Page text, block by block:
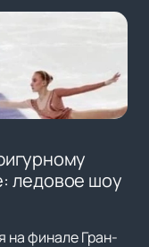
ледовое шоу
на финале Гран-